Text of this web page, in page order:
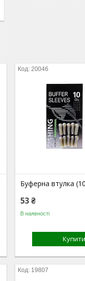
20046
Буферна втулка
53 ₴
В наявності
Купити
19807